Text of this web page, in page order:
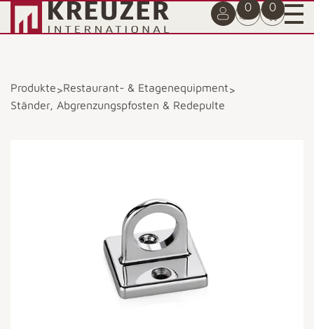
0 0
Produkte>Restaurant- & Etagenequipment>
Ständer, Abgrenzungspfosten & Redepulte